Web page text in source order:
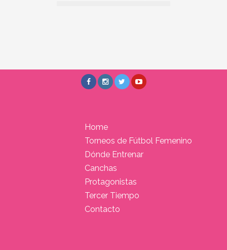
Home
Torneos de Fútbol Femenino
Dónde Entrenar
Canchas
Protagonistas
Tercer Tiempo
Contacto